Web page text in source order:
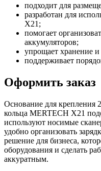
подходит для
разработан для
X21;
помогает
аккумуляторов;
упрощает хранение и
поддерживает
Оформить заказ
Основание для крепления
кольца MERTECH X21
используют носимые
удобно организовать
решение для бизнеса,
оборудования и сделать
аккуратным.